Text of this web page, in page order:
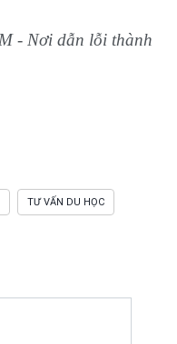
- Nơi dẫn lỗi thành
TƯ VẤN DU HỌC